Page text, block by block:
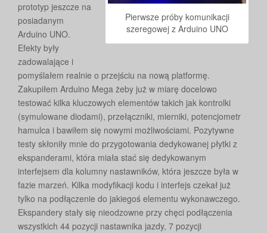
Pierwsze próby komunikacji
szeregowej z Arduino UNO
prototyp jeszcze na
posiadanym
Arduino UNO.
Efekty były
zadowalające i
pomyślałem realnie o przejściu na nową platformę.
Zakupiłem Arduino Mega żeby już w miarę docelowo
testować kilka kluczowych elementów takich jak kontrolki
(symulowane diodami), przełączniki, mierniki, potencjometr
hamulca i bawiłem się nowymi możliwościami. Pozytywne
testy skłoniły mnie do przygotowania dedykowanej płytki z
ekspanderami, która miała stać się dedykowanym
interfejsem dla kolumny nastawników, która jeszcze była w
fazie marzeń. Kilka modyfikacji kodu i interfejs czekał już
tylko na podłączenie do jakiegoś elementu wykonawczego.
Ekspandery stały się nieodzowne przy chęci podłączenia
wszystkich 44 pozycji nastawnika jazdy, 7 pozycji